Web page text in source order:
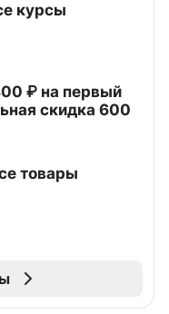
курсы
₽ на первый
скидка 600
товары